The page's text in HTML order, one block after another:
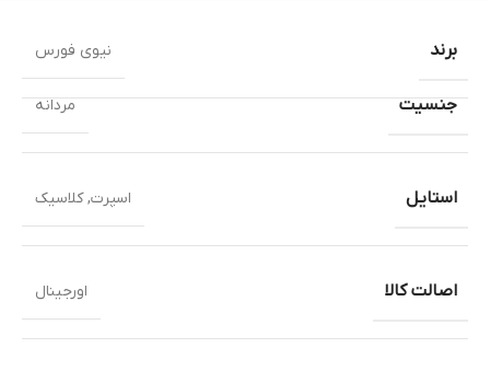
جنسیت مردانه
استایل اسپرت,کلاسیک
اصالت کالا اورجینال
برند نیوی فورس